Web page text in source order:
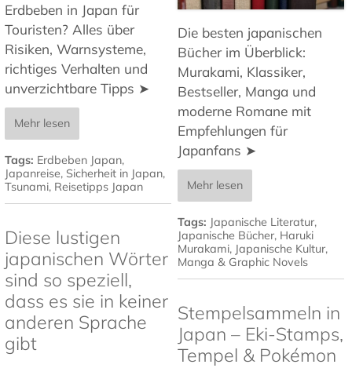
Erdbeben in Japan für
Touristen? Alles über
Risiken, Warnsysteme,
richtiges Verhalten und
unverzichtbare Tipps ➤
Mehr lesen
Tags: Erdbeben Japan,
Japanreise, Sicherheit in Japan,
Tsunami, Reisetipps Japan
Die besten japanischen
Bücher im Überblick:
Murakami, Klassiker,
Bestseller, Manga und
moderne Romane mit
Empfehlungen für
Japanfans ➤
Mehr lesen
Tags: Japanische Literatur,
Japanische Bücher, Haruki
Murakami, Japanische Kultur,
Manga & Graphic Novels
Diese lustigen
japanischen Wörter
sind so speziell,
dass es sie in keiner
anderen Sprache
gibt
Stempelsammeln in
Japan – Eki-Stamps,
Tempel & Pokémon